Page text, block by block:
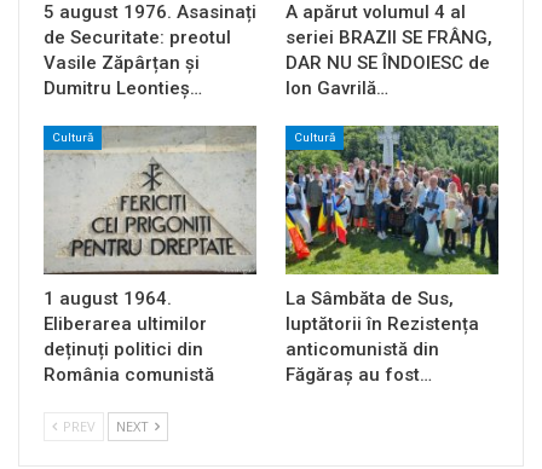
5 august 1976. Asasinați
de Securitate: preotul
Vasile Zăpârțan și
Dumitru Leontieș…
A apărut volumul 4 al
seriei BRAZII SE FRÂNG,
DAR NU SE ÎNDOIESC de
Ion Gavrilă…
Cultură
1 august 1964.
Eliberarea ultimilor
deținuți politici din
România comunistă
Cultură
La Sâmbăta de Sus,
luptătorii în Rezistența
anticomunistă din
Făgăraș au fost…
PREV NEXT